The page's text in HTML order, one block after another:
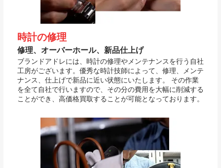
時計の修理
修理、オーバーホール、新品仕上げ
ブランドアドレには、時計の修理やメンテナンスを行う自社
工房がございます。優秀な時計技師によって、修理、メンテ
ナンス、仕上げで新品に近い状態にいたします。 その作業
を全て自社で行いますので、その分の費用を大幅に削減する
ことができ、高価格買取することが可能となっております。